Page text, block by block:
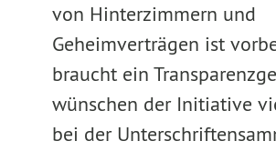
von Hinterzimmern und
Geheimverträgen ist
braucht ein
wünschen der Initiative
bei der